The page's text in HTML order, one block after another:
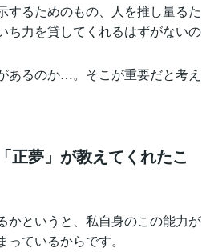
するためのもの、人を推し量るた
ち力を貸してくれるはずがないの
あるのか…。そこが重要だと考え
正夢」が教えてくれたこ
かというと、私自身のこの能力が
ているからです。